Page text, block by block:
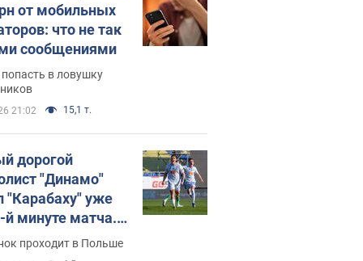
от мобильных
что не так
сообщениями
попасть в ловушку
21:02 15,1 т.
дорогой
"Динамо"
"Карабаху" уже
й минуте матча.
проходит в Польше